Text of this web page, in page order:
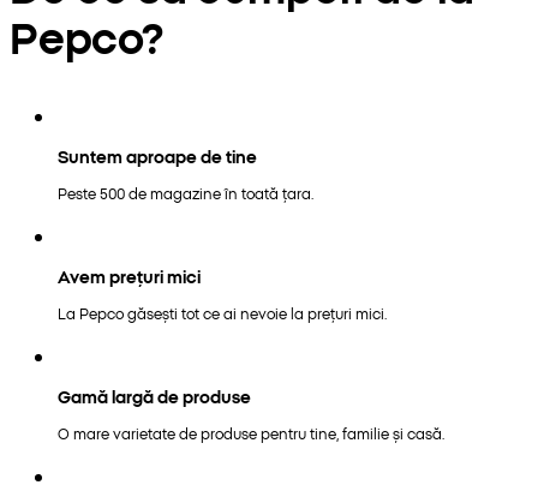
Pepco?
Suntem aproape de tine
Peste 500 de magazine în toată țara.
Avem prețuri mici
La Pepco găsești tot ce ai nevoie la prețuri mici.
Gamă largă de produse
O mare varietate de produse pentru tine, familie și casă.